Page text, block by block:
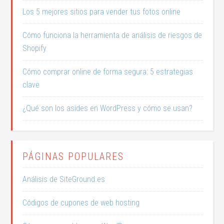
Los 5 mejores sitios para vender tus fotos online
Cómo funciona la herramienta de análisis de riesgos de
Shopify
Cómo comprar online de forma segura: 5 estrategias
clave
¿Qué son los asides en WordPress y cómo se usan?
PÁGINAS POPULARES
Análisis de SiteGround.es
Códigos de cupones de web hosting